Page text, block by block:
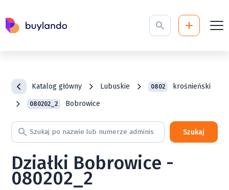
Katalog główny Lubuskie 0802 krośnieński
080202_2 Bobrowice
Szukaj
Działki Bobrowice -
080202_2